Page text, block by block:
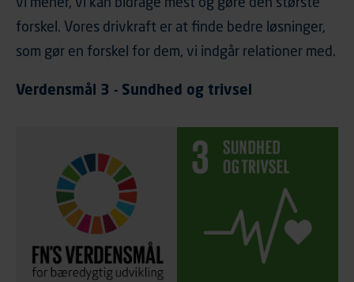
forskel. Vores drivkraft er at finde bedre løsninger,
som gør en forskel for dem, vi indgår relationer med.
Verdensmål 3 - Sundhed og trivsel